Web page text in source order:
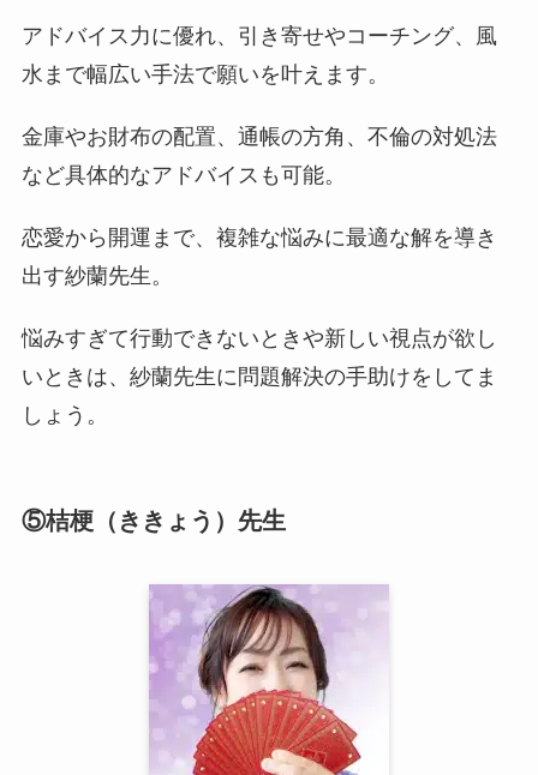
アドバイス力に優れ、引き寄せやコーチング、風
水まで幅広い手法で願いを叶えます。
金庫やお財布の配置、通帳の方角、不倫の対処法
など具体的なアドバイスも可能。
恋愛から開運まで、複雑な悩みに最適な解を導き
出す紗蘭先生。
悩みすぎて行動できないときや新しい視点が欲し
いときは、紗蘭先生に問題解決の手助けをしてま
しょう。
⑤桔梗（ききょう）先生